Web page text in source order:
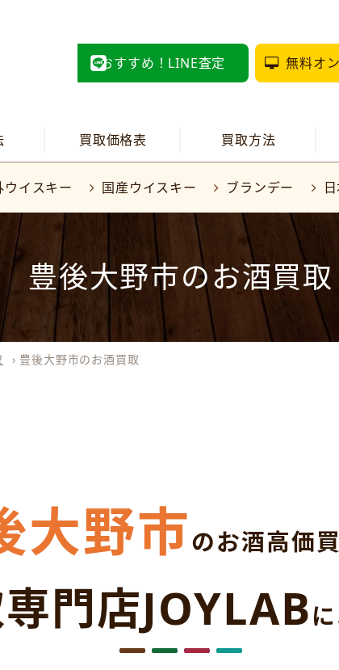
おすすめ！LINE査定 無料オ
買取価格表 買取方法
ウイスキー 国産ウイスキー ブランデー
豊後大野市のお酒買取
› 豊後大野市のお酒買取
大野市のお酒高価
門店JOYLAB